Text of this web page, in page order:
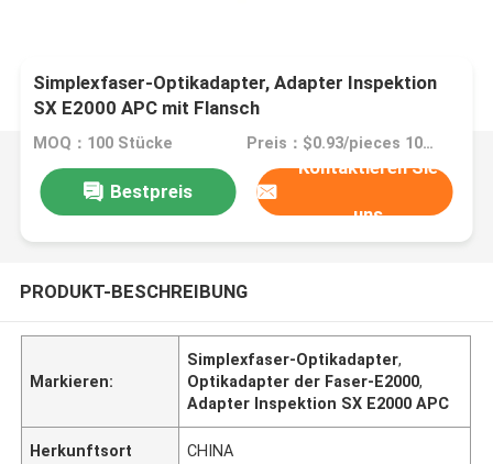
Simplexfaser-Optikadapter, Adapter Inspektion
SX E2000 APC mit Flansch
MOQ：100 Stücke Preis：$0.93/pieces 100-999 pieces
Bestpreis
Kontaktieren Sie
uns
PRODUKT-BESCHREIBUNG
Markieren:
Simplexfaser-Optikadapter,
Optikadapter der Faser-E2000,
Adapter Inspektion SX E2000 APC
Herkunftsort CHINA